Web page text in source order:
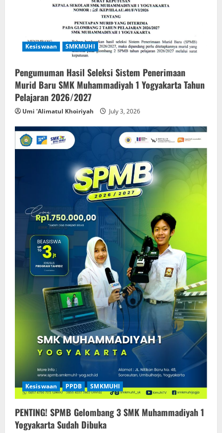
Kesiswaan SMKMUHI
Pengumuman Hasil Seleksi Sistem Penerimaan
Murid Baru SMK Muhammadiyah 1 Yogyakarta Tahun
Pelajaran 2026/2027
Umi 'Alimatul Khoiriyah July 3, 2026
Kesiswaan PPDB SMKMUHI
PENTING! SPMB Gelombang 3 SMK Muhammadiyah 1
Yogyakarta Sudah Dibuka